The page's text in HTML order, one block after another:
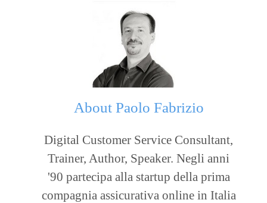
About Paolo Fabrizio
Digital Customer Service Consultant,
Trainer, Author, Speaker. Negli anni
'90 partecipa alla startup della prima
compagnia assicurativa online in Italia